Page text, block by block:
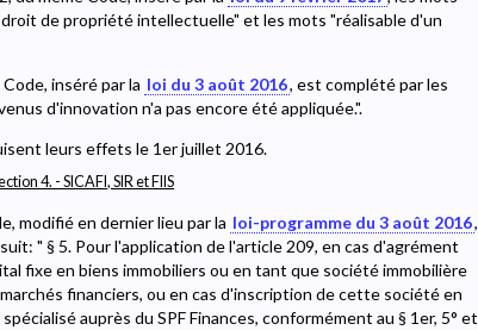
de propriété intellectuelle" et les mots "réalisable d'un
inséré par la loi du 3 août 2016, est complété par les
d'innovation n'a pas encore été appliquée.".
leurs effets le 1er juillet 2016.
4. - SICAFI, SIR et FIIS
modifié en dernier lieu par la loi-programme du 3 août 2016,
" § 5. Pour l'application de l'article 209, en cas d'agrément
fixe en biens immobiliers ou en tant que société immobilière
financiers, ou en cas d'inscription de cette société en
auprès du SPF Finances, conformément au § 1er, 5° et